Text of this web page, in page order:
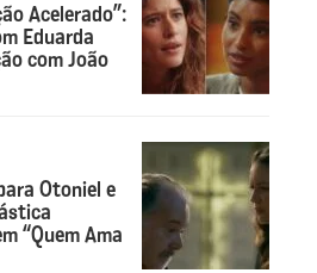
Acelerado”:
Eduarda
com João
Otoniel e
“Quem Ama